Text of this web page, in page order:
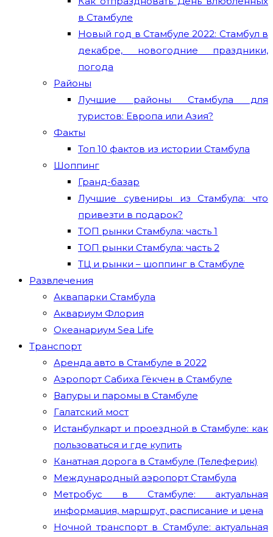
в Стамбуле
Новый год в Стамбуле 2022: Стамбул в
декабре, новогодние праздники,
погода
Районы
Лучшие районы Стамбула для
туристов: Европа или Азия?
Факты
Топ 10 фактов из истории Стамбула
Шоппинг
Гранд-базар
Лучшие сувениры из Стамбула: что
привезти в подарок?
ТОП рынки Стамбула: часть 1
ТОП рынки Стамбула: часть 2
ТЦ и рынки – шоппинг в Стамбуле
Развлечения
Аквапарки Стамбула
Аквариум Флория
Океанариум Sea Life
Транспорт
Аренда авто в Стамбуле в 2022
Аэропорт Сабиха Гёкчен в Стамбуле
Вапуры и паромы в Стамбуле
Галатский мост
Истанбулкарт и проездной в Стамбуле: как
пользоваться и где купить
Канатная дорога в Стамбуле (Телеферик)
Международный аэропорт Стамбула
Метробус в Стамбуле: актуальная
информация, маршрут, расписание и цена
Ночной транспорт в Стамбуле: актуальная